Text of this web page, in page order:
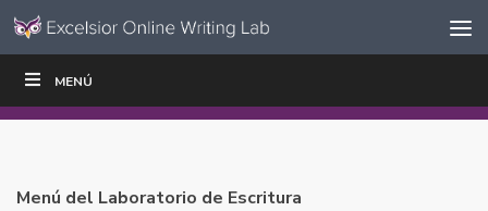
Ir al contenido
navegación
MENÚ
ESCRIBIR
Menú del Laboratorio de Escritura